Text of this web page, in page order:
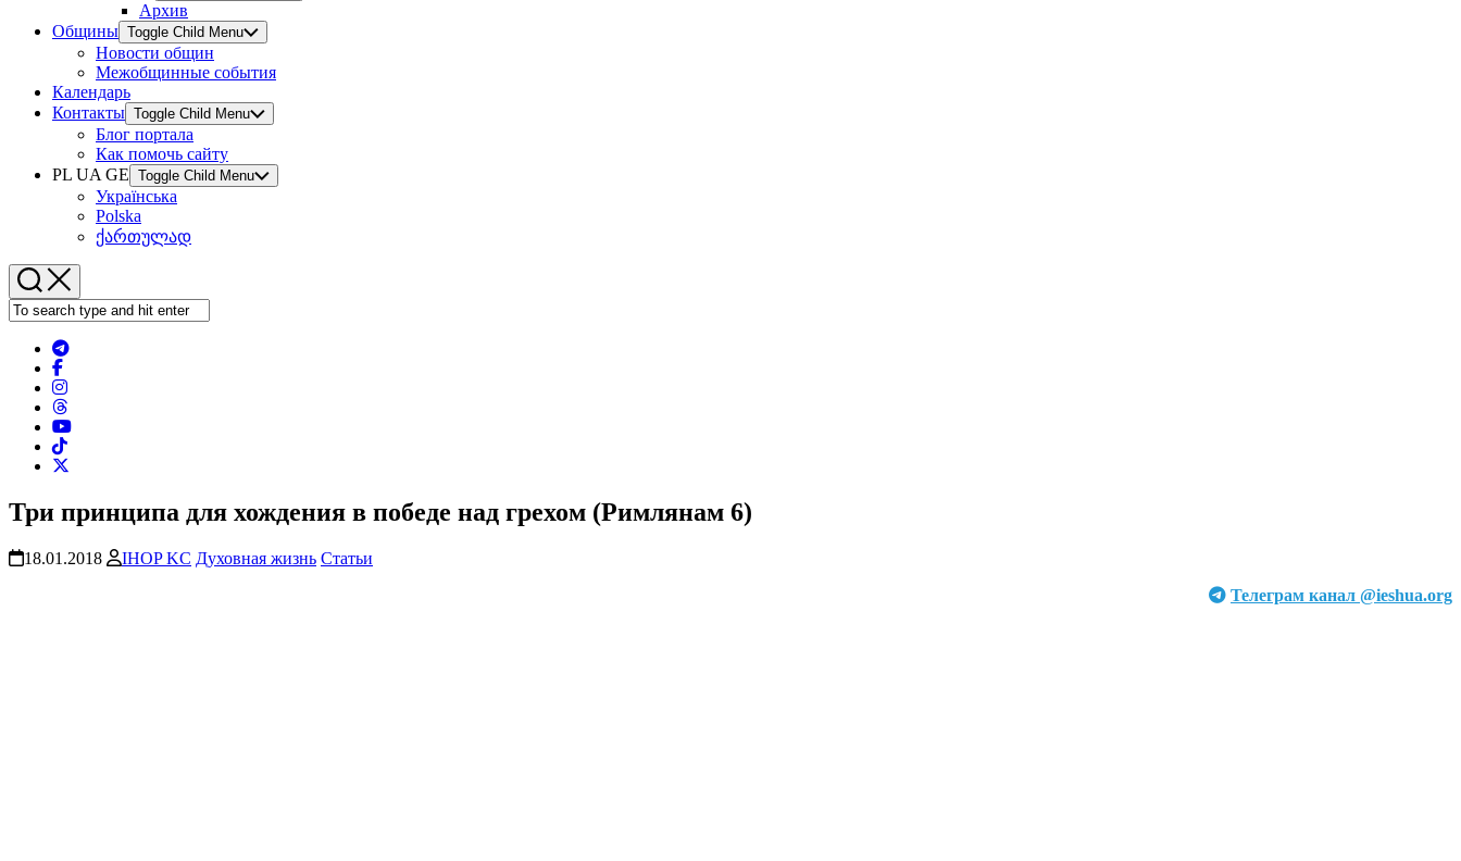
Архив
Общины Toggle Child Menu
Новости общин
Межобщинные события
Календарь
Контакты Toggle Child Menu
Блог портала
Как помочь сайту
PL UA GE Toggle Child Menu
Українська
Polska
ქართულად
Три принципа для хождения в победе над грехом (Римлянам 6)
18.01.2018 IHOP KC Духовная жизнь Статьи
Телеграм канал @ieshua.org